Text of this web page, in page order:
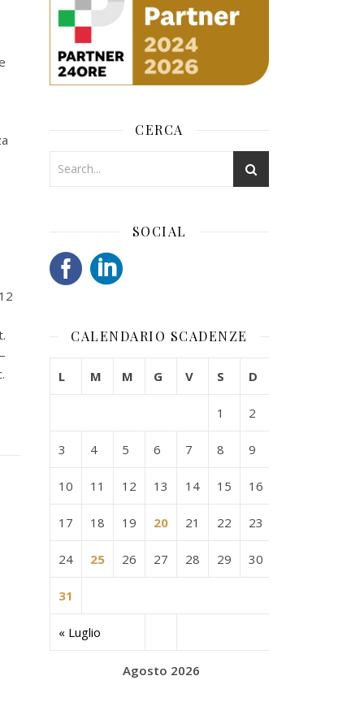
CERCA
SOCIAL
CALENDARIO SCADENZE
Agosto 2026
L M M G V S D
« Luglio
1 2
3 4 5 6 7 8 9
10 11 12 13 14 15 16
17 18 19 20 21 22 23
24 25 26 27 28 29 30
31